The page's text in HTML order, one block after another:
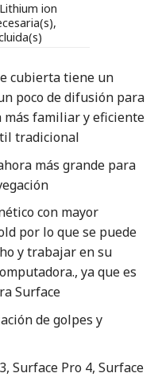
ion
cubierta tiene un
poco de difusión para
familiar y eficiente
tradicional
más grande para
con mayor
por lo que se puede
y trabajar en su
ya que es
Surface
de golpes y
Surface Pro 4, Surface